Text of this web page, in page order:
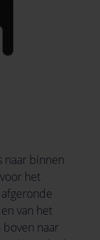
naar binnen
het
van het
naar